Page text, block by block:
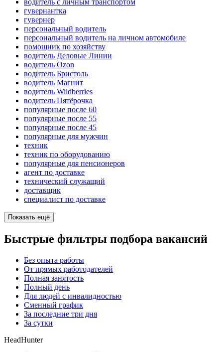
водитель с личным транспортом
гувернантка
гувернер
персональный водитель
персональный водитель на личном автомобиле
помощник по хозяйству
водитель Деловые Линии
водитель Ozon
водитель Бристоль
водитель Магнит
водитель Wildberries
водитель Пятёрочка
популярные после 60
популярные после 55
популярные после 45
популярные для мужчин
техник
техник по оборудованию
популярные для пенсионеров
агент по доставке
технический служащий
доставщик
специалист по доставке
Показать ещё
Быстрые фильтры подбора вакансий
Без опыта работы
От прямых работодателей
Полная занятость
Полный день
Для людей с инвалидностью
Сменный график
За последние три дня
За сутки
HeadHunter